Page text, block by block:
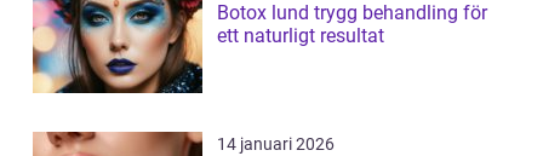
Botox lund trygg behandling för
ett naturligt resultat
14 januari 2026